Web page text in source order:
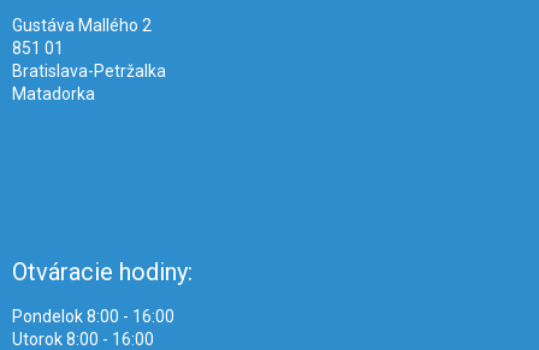
Gustáva Mallého 2
851 01
Bratislava-Petržalka
Matadorka
Otváracie hodiny:
Pondelok 8:00 - 16:00
Utorok 8:00 - 16:00